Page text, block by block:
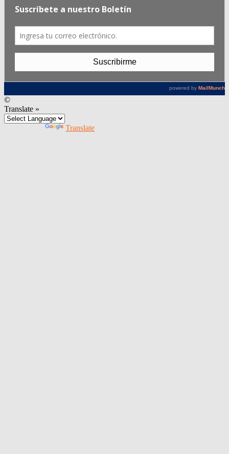
©
Translate »
Translate